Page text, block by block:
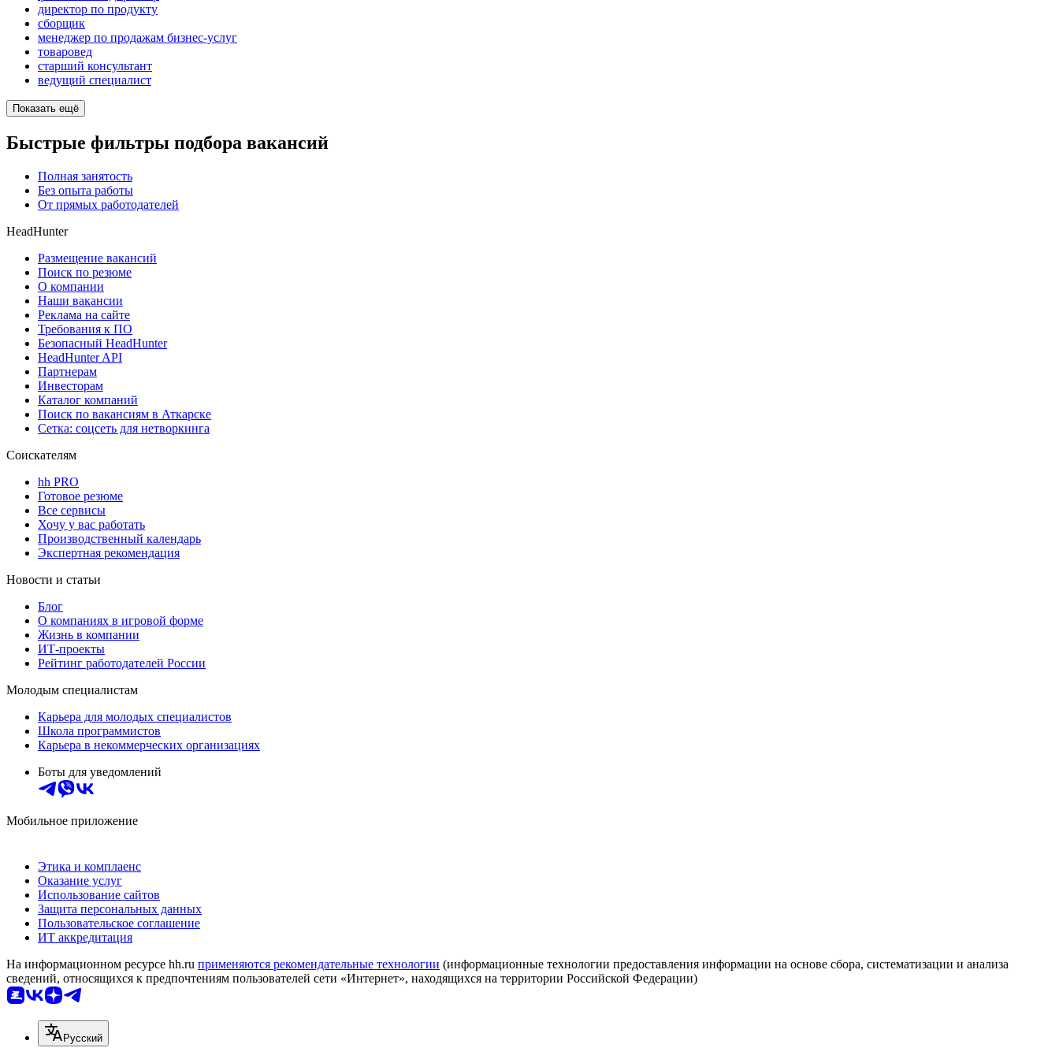
директор по продукту
сборщик
менеджер по продажам бизнес-услуг
товаровед
старший консультант
ведущий специалист
Показать ещё
Быстрые фильтры подбора вакансий
Полная занятость
Без опыта работы
От прямых работодателей
HeadHunter
Размещение вакансий
Поиск по резюме
О компании
Наши вакансии
Реклама на сайте
Требования к ПО
Безопасный HeadHunter
HeadHunter API
Партнерам
Инвесторам
Каталог компаний
Поиск по вакансиям в Аткарске
Сетка: соцсеть для нетворкинга
Соискателям
hh PRO
Готовое резюме
Все сервисы
Хочу у вас работать
Производственный календарь
Экспертная рекомендация
Новости и статьи
Блог
О компаниях в игровой форме
Жизнь в компании
ИТ-проекты
Рейтинг работодателей России
Молодым специалистам
Карьера для молодых специалистов
Школа программистов
Карьера в некоммерческих организациях
Боты для уведомлений
Мобильное приложение
Этика и комплаенс
Оказание услуг
Использование сайтов
Защита персональных данных
Пользовательское соглашение
ИТ аккредитация
На информационном ресурсе hh.ru применяются рекомендательные технологии (информационные технологии предоставления информации на основе сбора, систематизации и анализа
сведений, относящихся к предпочтениям пользователей сети «Интернет», находящихся на территории Российской Федерации)
Русский